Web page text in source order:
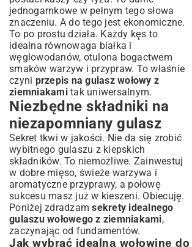
jednogarnkowe w pełnym tego słowa
znaczeniu. A do tego jest ekonomiczne.
To po prostu działa. Każdy kęs to
idealna równowaga białka i
węglowodanów, otulona bogactwem
smaków warzyw i przypraw. To właśnie
czyni przepis na gulasz wołowy z
ziemniakamitak uniwersalnym.
Niezbędne składniki na
niezapomniany gulasz
Sekret tkwi w jakości. Nie da się zrobić
wybitnego gulaszu z kiepskich
składników. To niemożliwe. Zainwestuj
w dobre mięso, świeże warzywa i
aromatyczne przyprawy, a połowę
sukcesu masz już w kieszeni. Obiecuję.
Poniżej zdradzamsekrety idealnego
gulaszu wołowego z ziemniakami,
zaczynając od fundamentów.
Jak wybrać idealną wołowinę do